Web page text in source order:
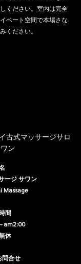
ください。室内は完全
ベート空間で本場さな
ください。
古式マッサージサロ
ン
ージ サワン
Massage
間
am2:00
休
問合せ